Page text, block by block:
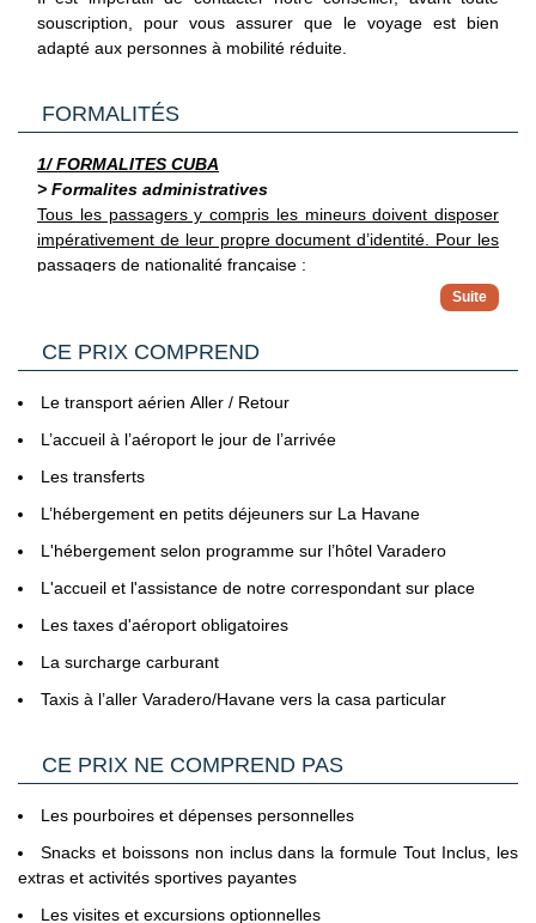
Activités aquatiques
Court de tennis
souscription, pour vous assurer que le voyage est bien
adapté aux personnes à mobilité réduite.
FORMALITÉS
1/ FORMALITES CUBA
> Formalites administratives
Tous les passagers y compris les mineurs doivent disposer
impérativement de leur propre document d’identité. Pour les
passagers de nationalité française :
Pour les voyageurs français se rendant à Cuba, il est
indispensable de posséder un passeport avec une
territoire cubain. De plus, un visa de tourisme est
renouvelé une fois pour la même durée. La demande de
visa s'effectue en ligne, et il est nécessaire de
(Source France Diplomatie le 30/06/26)
Vous trouverez des informations plus complètes sur
l’ensemble des formalités, notamment administratives et
sanitaires sur le site France Diplomatie en
être en bon état. Tout voyageur utilisant une pièce d'identité
destination.
Carte nationale d'identité expirée- il est possible dans
certains cas que le site du ministère de l'Europe et des
Affaires Etrangères précise que pour entrer dans les pays
d'Union Européenne ou de l'Espace Schengen, une Carte
Nationale d'Identité française expirée peut être tolérée. En
valide à une Carte Nationale d'Identité expirée, même dans
françaises comme toujours en cours de validité.
CE PRIX COMPREND
Le transport aérien Aller / Retour
L’accueil à l’aéroport le jour de l’arrivée
Les transferts
L’hébergement en petits déjeuners sur La Havane
L'hébergement selon programme sur l’hôtel Varadero
L'accueil et l'assistance de notre correspondant sur place
Les taxes d'aéroport obligatoires
La surcharge carburant
Taxis à l’aller Varadero/Havane vers la casa particular
CE PRIX NE COMPREND PAS
Les pourboires et dépenses personnelles
Snacks et boissons non inclus dans la formule Tout Inclus, les
extras et activités sportives payantes
Les visites et excursions optionnelles